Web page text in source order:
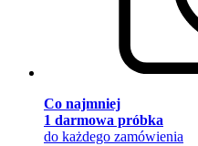
Co najmniej
1 darmowa próbka
do każdego zamówienia